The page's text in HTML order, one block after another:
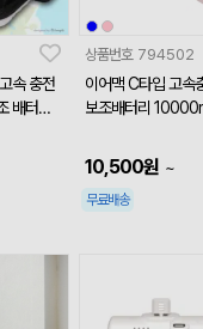
속 충전
배터리
상품번호 794502
이어맥 C타입 고
보조배터리
10,500원 ~
무료배송